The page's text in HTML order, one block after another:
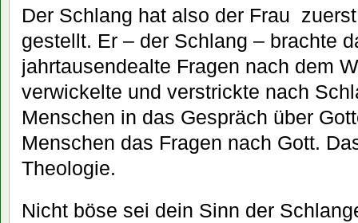
Der Schlang hat also der Frau
gestellt. Er – der Schlang – brachte
jahrtausendealte Fragen nach dem
verwickelte und verstrickte nach
Menschen in das Gespräch über
Menschen das Fragen nach Gott.
Theologie.
Nicht böse sei dein Sinn der